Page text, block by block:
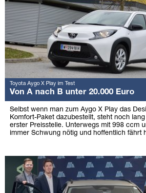
Toyota Aygo X Play im Test
Von A nach B unter 20.000 Euro
Selbst wenn man zum Aygo X Play das
Komfort-Paket dazubestellt, steht noch
erster Preisstelle. Unterwegs mit 998 ccm
immer Schwung nötig und hoffentlich fährt